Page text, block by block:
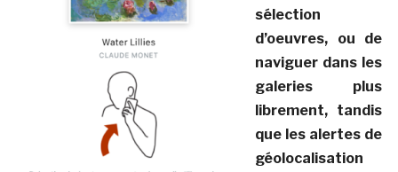
sélection
d’oeuvres, ou de
naviguer dans les
galeries plus
librement, tandis
que les alertes de
géolocalisation